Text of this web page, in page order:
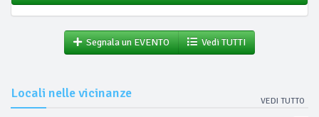
Segnala un EVENTO Vedi TUTTI
Locali nelle vicinanze
VEDI TUTTO